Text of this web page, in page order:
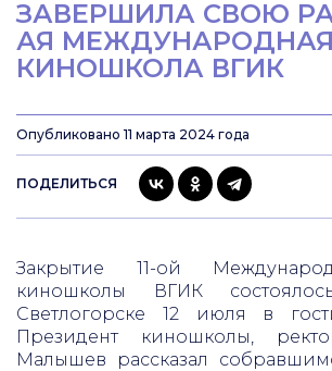
ЗАВЕРШИЛА СВОЮ
АЯ МЕЖДУНАРОДНАЯ
КИНОШКОЛА ВГИК
Опубликовано 11 марта 2024 года
ПОДЕЛИТЬСЯ
Закрытие 11-ой
киношколы ВГИК
Светлогорске 12 июля в
Президент киношколы,
Малышев рассказал